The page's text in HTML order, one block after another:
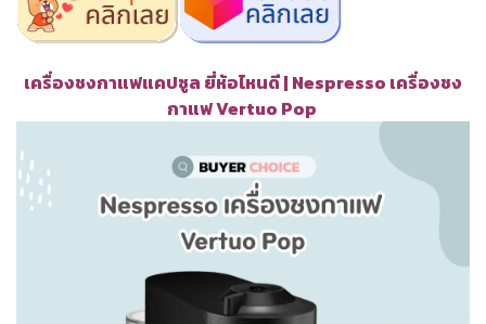
เครื่องชงกาแฟแคปซูล ยี่ห้อไหนดี | Nespresso เครื่องชง
กาแฟ Vertuo Pop